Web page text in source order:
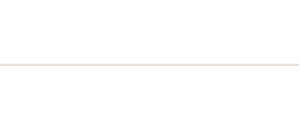
schnell wie zu Hause fühlst
einem Tag an der frischen Luft
ein paar Bahnen im
du bestens versorgt: Jeden